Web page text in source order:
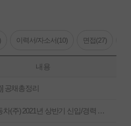
) 이력서/자소서(10) 면접(27)
내용
공채총정리
기아자동차(주) 2021년 상반기 신입/경력 자기소개서